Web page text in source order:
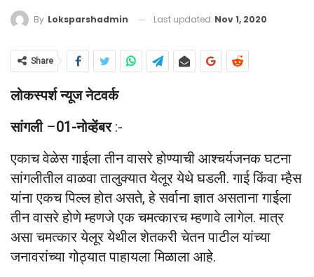
By Loksparshadmin Last updated Nov 1, 2020
Share
लोकस्पर्श न्यूज नेटवर्क
सांगली–01-नोव्हेंबर:-
एकाच वेळेस गाईला तीन वासरे होण्याची आश्चर्यजनक घटना
सांगलीतील वाळवा तालुक्यात येलूर येथे घडली. गाई किंवा म्हैस
यांना एकच पिल्ल होत असते, हे सर्वाना ज्ञात असताना गाईला
तीन वासरे होणे म्हणजे एक चमत्कारच म्हणावे लागेल. मात्र
असा चमत्कार येलूर येथील शेतकरी चेतन पाटील यांच्या
जनावरांच्या गोठ्यात पाहायला मिळाला आहे.